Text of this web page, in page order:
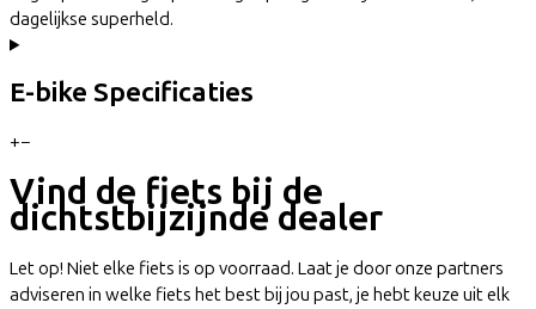
dagelijkse superheld.
E-bike Specificaties
+−
Vind de fiets bij de
dichtstbijzijnde dealer
Let op! Niet elke fiets is op voorraad. Laat je door onze partners
adviseren in welke fiets het best bij jou past, je hebt keuze uit elk